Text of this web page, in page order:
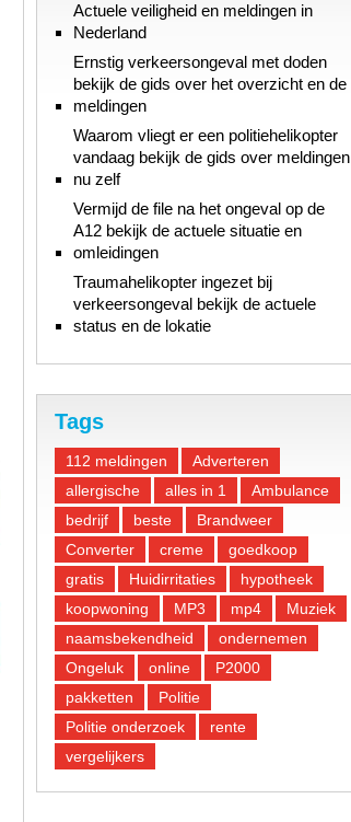
Actuele veiligheid en meldingen in
Nederland
Ernstig verkeersongeval met doden
bekijk de gids over het overzicht en de
meldingen
Waarom vliegt er een politiehelikopter
vandaag bekijk de gids over meldingen
nu zelf
Vermijd de file na het ongeval op de
A12 bekijk de actuele situatie en
omleidingen
Traumahelikopter ingezet bij
verkeersongeval bekijk de actuele
status en de lokatie
Tags
112 meldingen
Adverteren
allergische
alles in 1
Ambulance
bedrijf
beste
Brandweer
Converter
creme
goedkoop
gratis
Huidirritaties
hypotheek
koopwoning
MP3 mp4
Muziek
naamsbekendheid
ondernemen
Ongeluk
online
P2000
pakketten
Politie
Politie onderzoek
rente
vergelijkers